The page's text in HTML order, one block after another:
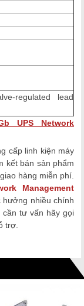
regulated lead
UPS Network
cấp linh kiện máy
kết bán sản phẩm
hàng miễn phí.
Management
hưởng nhiều chính
cần tư vấn hãy gọi
trợ.